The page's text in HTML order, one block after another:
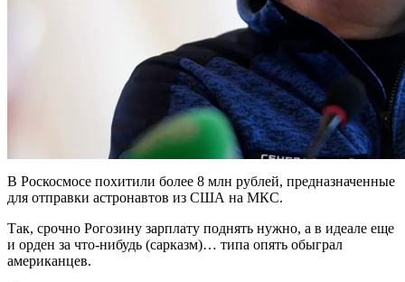
В Роскосмосе похитили более 8 млн рублей, предназначенные
для отправки астронавтов из США на МКС.
Так, срочно Рогозину зарплату поднять нужно, а в идеале еще
и орден за что-нибудь (сарказм)… типа опять обыграл
американцев.